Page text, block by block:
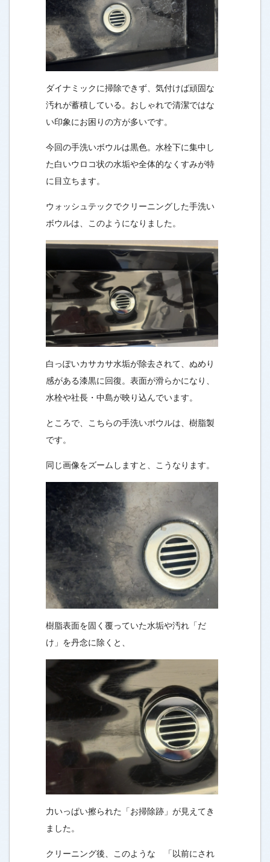
ダイナミックに掃除できず、気付けば頑固な
汚れが蓄積している。おしゃれで清潔ではな
い印象にお困りの方が多いです。
今回の手洗いボウルは黒色。水栓下に集中し
た白いウロコ状の水垢や全体的なくすみが特
に目立ちます。
ウォッシュテックでクリーニングした手洗い
ボウルは、このようになりました。
白っぽいカサカサ水垢が除去されて、ぬめり
感がある漆黒に回復。表面が滑らかになり、
水栓や社長・中島が映り込んでいます。
ところで、こちらの手洗いボウルは、樹脂製
です。
同じ画像をズームしますと、こうなります。
樹脂表面を固く覆っていた水垢や汚れ「だ
け」を丹念に除くと、
力いっぱい擦られた「お掃除跡」が見えてき
ました。
クリーニング後、このような 「以前にされ